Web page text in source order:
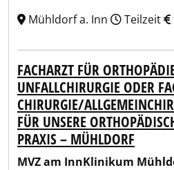
Mühldorf a. Inn
Teilzeit
FACHARZT FÜR
UNFALLCHIRURGIE ODER
CHIRURGIE/
FÜR UNSERE
PRAXIS – MÜHLDORF
MVZ am InnKlinikum